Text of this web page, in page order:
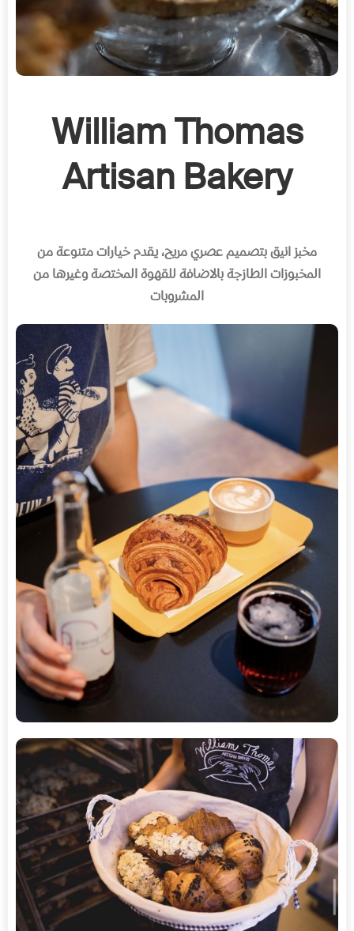
William Thomas
Artisan Bakery
مخبز انيق بتصميم عصري مريح، يقدم خيارات متنوعة من
المخبوزات الطازجة بالاضافة للقهوة المختصة وغيرها من
المشروبات